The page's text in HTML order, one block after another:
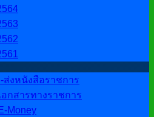
-ส่งหนังสือราชการ
อกสารทางราชการ
Money